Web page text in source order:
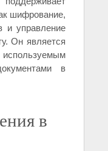
шифрование,
и управление
Он является
в
в